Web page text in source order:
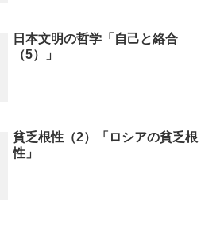
日本文明の哲学「自己と絡合
（5）」
貧乏根性（2）「ロシアの貧乏根
性」